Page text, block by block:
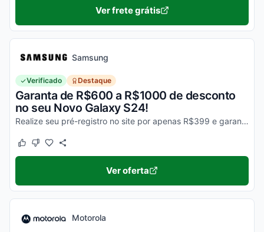
Ver frete grátis
Samsung
Verificado Destaque
Garanta de R$600 a R$1000 de desconto
no seu Novo Galaxy S24!
Realize seu pré-registro no site por apenas R$399 e garanta esse desconto imperdível na sua compra!
Este cupom funcionou
Este cupom não funcionou
Ver oferta
Motorola